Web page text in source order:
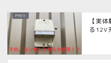
【実
る12V